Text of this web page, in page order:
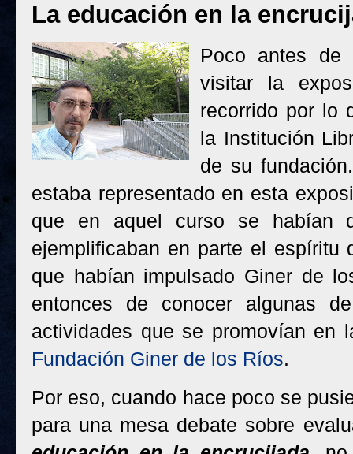
La educación en la
Poco antes de
visitar la
recorrido por lo
la Institución
de su
estaba representado en esta
que en aquel curso se habían
ejemplificaban en parte el espíritu
que habían impulsado Giner de
entonces de conocer algunas
actividades que se promovían en
Fundación Giner de los Ríos.
Por eso, cuando hace poco se
para una mesa debate sobre